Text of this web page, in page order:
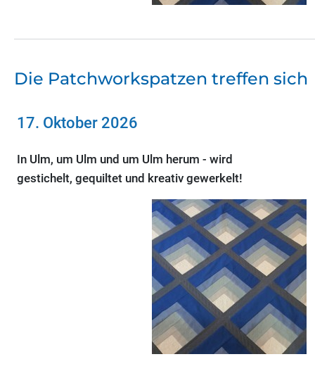
Die Patchworkspatzen treffen sich
17. Oktober 2026
In Ulm, um Ulm und um Ulm herum - wird
gestichelt, gequiltet und kreativ gewerkelt!